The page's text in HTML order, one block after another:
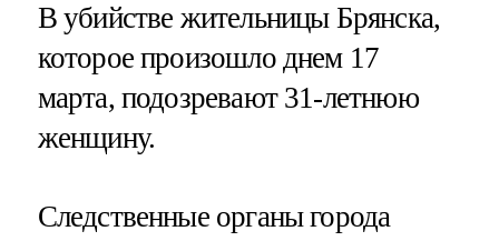
В убийстве жительницы Брянска,
которое произошло днем 17
марта, подозревают 31-летнюю
женщину.
Следственные органы города